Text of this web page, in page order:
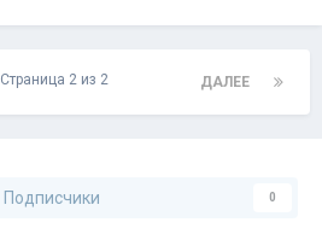
ДАЛЕЕ
Страница 2 из 2
Подписчики 0